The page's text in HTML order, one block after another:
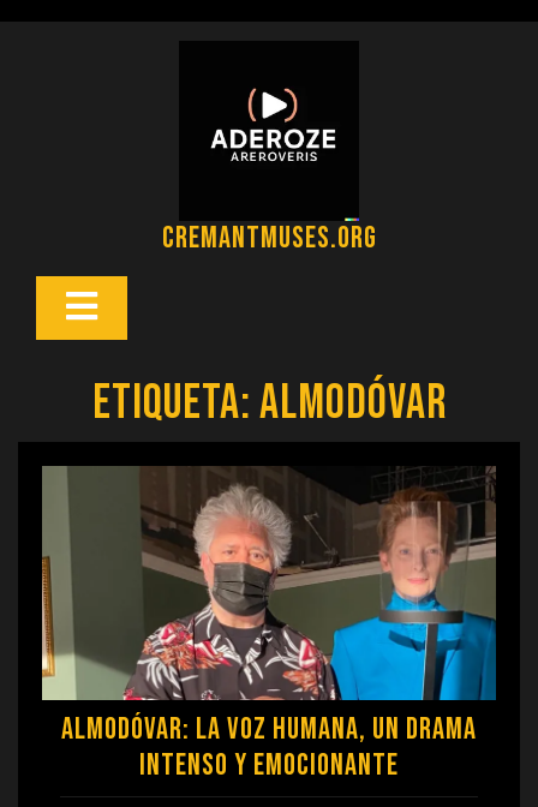
cremantmuses.org
Botón
Etiqueta:almodóvar
Almodóvar: La Voz Humana, un Drama
Intenso y Emocionante